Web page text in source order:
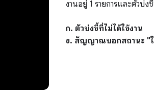
งานอยู่ 1 รายการและตัวบ่ง
ก. ตัวบ่งชี้ที่ไม่ได้ใช้งาน
ข. สัญญาณบอกสถานะ "ใ